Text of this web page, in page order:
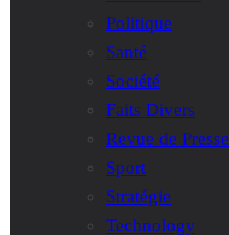
Politique
Santé
Société
Faits Divers
Revue de Presse
Sport
Stratégie
Technology